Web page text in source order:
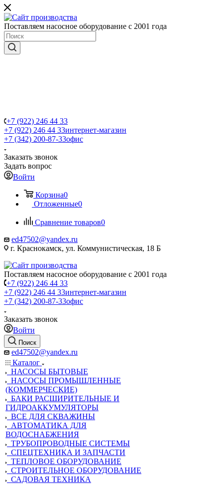
Поставляем насосное оборудование с 2001 года
+7 (922) 246 44 33
+7 (922) 246 44 33интернет-магазин
+7 (342) 200-87-33офис
Заказать звонок
Задать вопрос
Войти
Корзина0
Отложенные0
Сравнение товаров0
ed47502@yandex.ru
г. Краснокамск, ул. Коммунистическая, 18 Б
Поставляем насосное оборудование с 2001 года
+7 (922) 246 44 33
+7 (922) 246 44 33интернет-магазин
+7 (342) 200-87-33офис
Заказать звонок
Войти
Поиск
ed47502@yandex.ru
Каталог
НАСОСЫ БЫТОВЫЕ
НАСОСЫ ПРОМЫШЛЕННЫЕ
(КОММЕРЧЕСКИЕ)
БАКИ РАСШИРИТЕЛЬНЫЕ И
ГИДРОАККУМУЛЯТОРЫ
ВСЕ ДЛЯ СКВАЖИНЫ
АВТОМАТИКА ДЛЯ
ВОДОСНАБЖЕНИЯ
ТРУБОПРОВОДНЫЕ СИСТЕМЫ
СПЕЦТЕХНИКА И ЗАПЧАСТИ
ТЕПЛОВОЕ ОБОРУДОВАНИЕ
СТРОИТЕЛЬНОЕ ОБОРУДОВАНИЕ
САДОВАЯ ТЕХНИКА